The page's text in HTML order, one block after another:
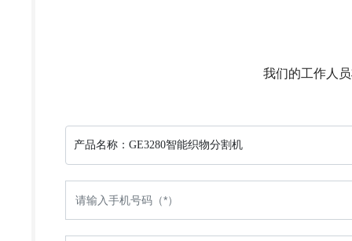
我们的工作人
产品名称： GE3280智能织物分割机